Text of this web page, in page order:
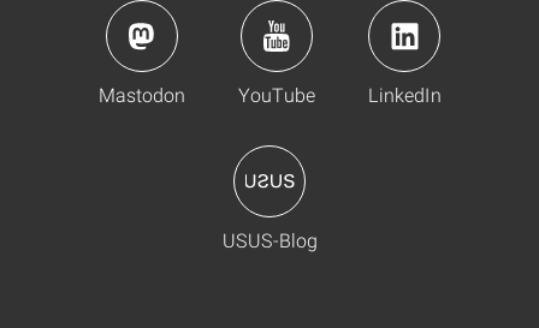
Mastodon YouTube LinkedIn
USUS-Blog